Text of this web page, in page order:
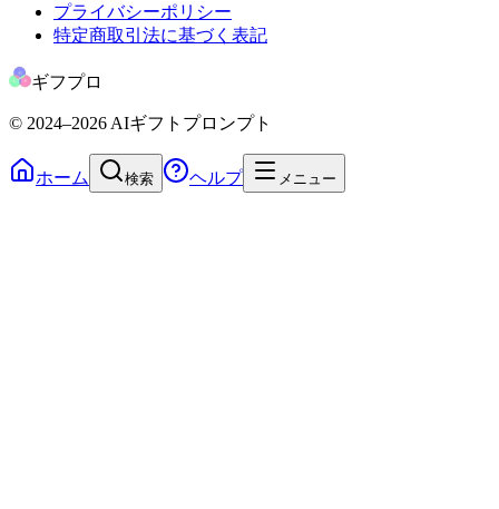
プライバシーポリシー
特定商取引法に基づく表記
ギフプロ
© 2024–2026 AIギフトプロンプト
ホーム 検索 ヘルプ メニュー